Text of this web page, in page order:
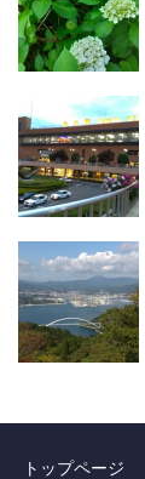
トップページ